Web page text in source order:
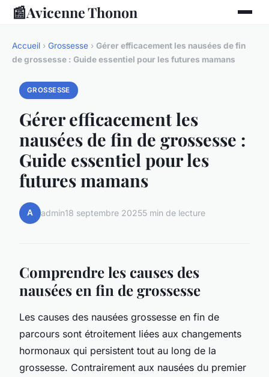
📰Avicenne Thonon
Accueil › Grossesse › Gérer efficacement les nausées de fin
de grossesse : Guide essentiel pour les futures mamans
GROSSESSE
Gérer efficacement les
nausées de fin de grossesse :
Guide essentiel pour les
futures mamans
A admin18 septembre 20255 min de lecture
Comprendre les causes des
nausées en fin de grossesse
Les causes des nausées grossesse en fin de
parcours sont étroitement liées aux changements
hormonaux qui persistent tout au long de la
grossesse. Contrairement aux nausées du premier